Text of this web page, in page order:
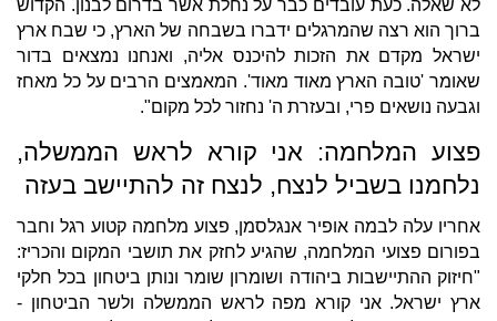
לא שאלה. כעת עובדים כבר על נחלת אשר בדרום לבנון. הקדוש
ברוך הוא רצה שהמרגלים ידברו בשבחה של הארץ, כי שבח ארץ
ישראל מקדם את הזכות להיכנס אליה, ואנחנו נמצאים בדור
שאומר 'טובה הארץ מאוד מאוד'. המאמצים הרבים על כל מאחז
וגבעה נושאים פרי, ובעזרת ה' נחזור לכל מקום".
פצוע המלחמה: אני קורא לראש הממשלה,
נלחמנו בשביל לנצח, לנצח זה להתיישב בעזה
אחריו עלה לבמה אופיר אנגלסמן, פצוע מלחמה קטוע רגל וחבר
בפורום פצועי המלחמה, שהגיע לחזק את תושבי המקום והכריז:
"חיזוק ההתיישבות ביהודה ושומרון שומר ונותן ביטחון בכל חלקי
ארץ ישראל. אני קורא מפה לראש הממשלה ולשר הביטחון -